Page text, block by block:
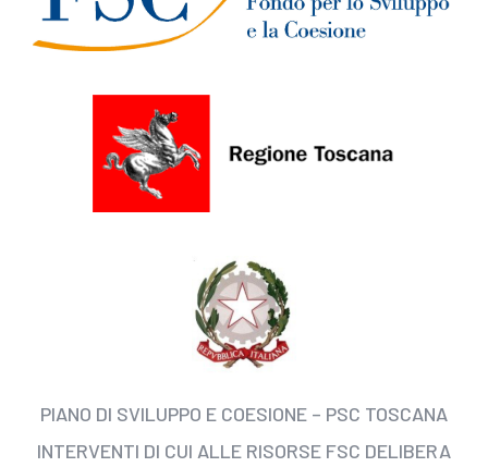
PIANO DI SVILUPPO E COESIONE – PSC TOSCANA
INTERVENTI DI CUI ALLE RISORSE FSC DELIBERA